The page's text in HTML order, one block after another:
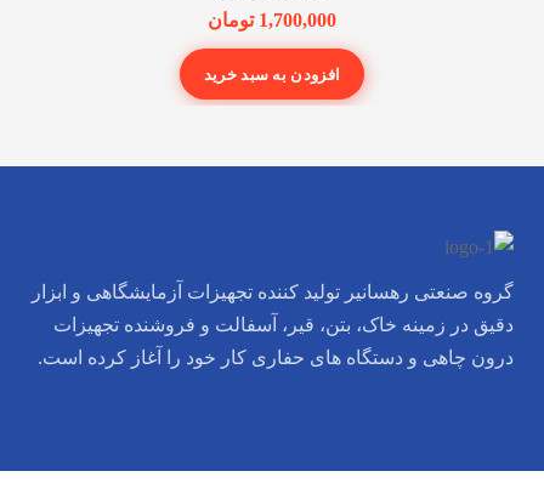
1,700,000 تومان
افزودن به سبد خرید
گروه صنعتی رهسانیر تولید کننده تجهیزات آزمایشگاهی و ابزار
دقیق در زمینه خاک، بتن، قیر، آسفالت و فروشنده تجهیزات
درون چاهی و دستگاه های حفاری کار خود را آغاز کرده است.